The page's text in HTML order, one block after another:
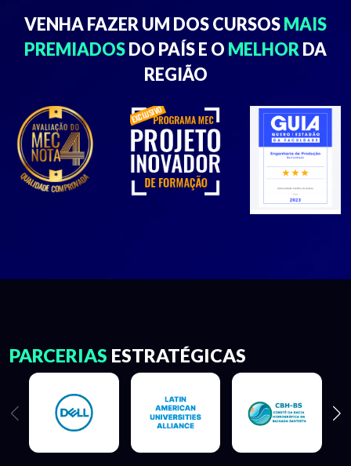
VENHA FAZER UM DOSCURSOSMAIS
PREMIADOSDO PAÍS E O MELHOR DA
REGIÃO
PARCERIAS ESTRATÉGICAS